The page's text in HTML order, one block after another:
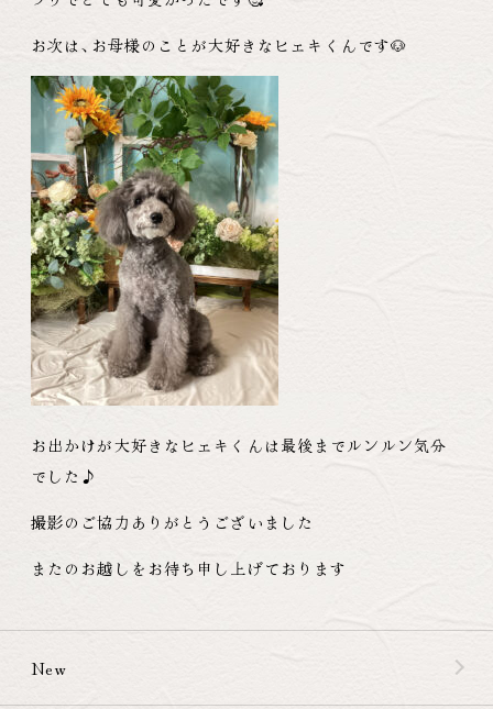
お次は、お母様のことが大好きなヒェキくんです🐶
お出かけが大好きなヒェキくんは最後までルンルン気分
でした♪
撮影のご協力ありがとうございました
またのお越しをお待ち申し上げております
New